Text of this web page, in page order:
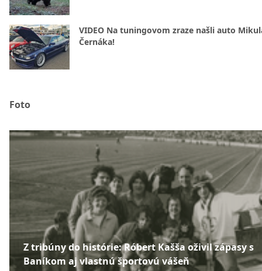
VIDEO Na tuningovom zraze našli auto
Černáka!
Foto
Z tribúny do histórie: Róbert Kašša oživil zápasy s
Baníkom aj vlastnú športovú vášeň